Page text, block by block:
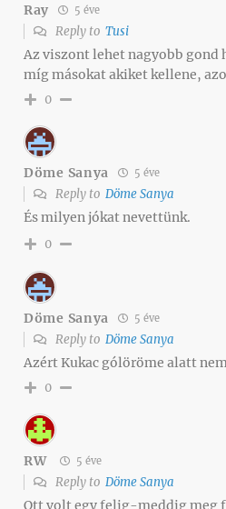
Ray 5 éve
Reply to Tusi
Az viszont lehet nagyobb gond
míg másokat akiket kellene,
0
Döme Sanya 5 éve
Reply to Döme Sanya
És milyen jókat nevettünk.
0
Döme Sanya 5 éve
Reply to Döme Sanya
Azért Kukac gólöröme alatt
0
RW 5 éve
Reply to Döme Sanya
Ott volt egy felig-meddig meg